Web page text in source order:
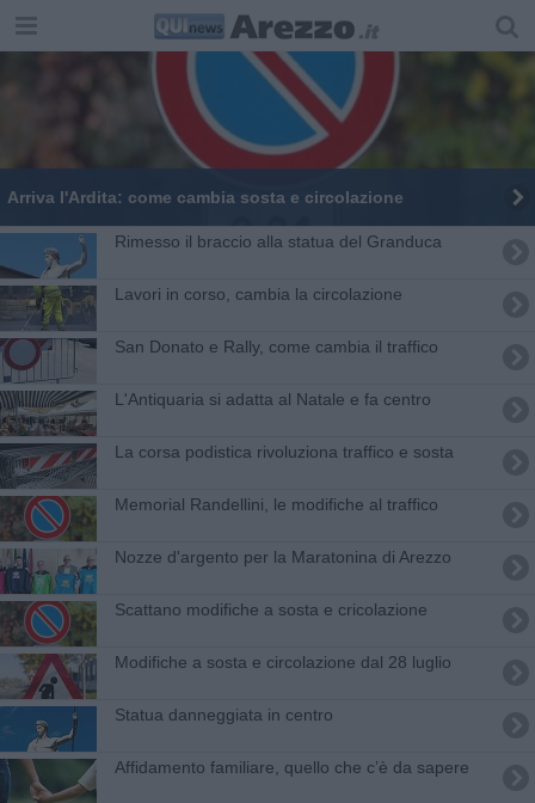
Arriva l'Ardita: come cambia sosta e circolazione
Rimesso il braccio alla statua del Granduca
​Lavori in corso, cambia la circolazione
San Donato e Rally, come cambia il traffico
L'Antiquaria si adatta al Natale e fa centro
La corsa podistica rivoluziona traffico e sosta
Memorial Randellini, le modifiche al traffico
Nozze d'argento per la Maratonina di Arezzo
Scattano modifiche a sosta e cricolazione
​Modifiche a sosta e circolazione dal 28 luglio
Statua danneggiata in centro
Affidamento familiare, quello che c’è da sapere